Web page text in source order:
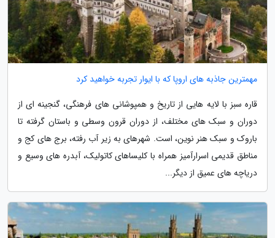
مهمترین جاذبه های اروپا که با ایوار تجربه خواهید کرد
قاره سبز با لایه هایی از تاریخ و همپوشانی های فرهنگی، گنجینه ای از
دوران و سبک های مختلف، از دوران قرون وسطی و باستان گرفته تا
باروک و سبک هنر نوین، است. شهرهای به زیر آب رفته، برج های کج و
مناطق قدیمی اسرارآمیز همراه با کلیساهای کاتولیک، آبدره های وسیع و
دریاچه های عمیق از دیگر...